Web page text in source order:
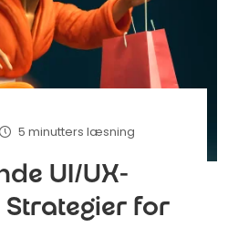
5 minutters læsning
UI/UX-
Strategier for